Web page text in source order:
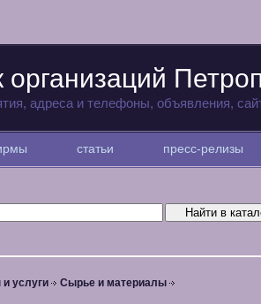
адреса и телефоны, объявления,
статьи пресс-релизы
услуги Сырье и материалы